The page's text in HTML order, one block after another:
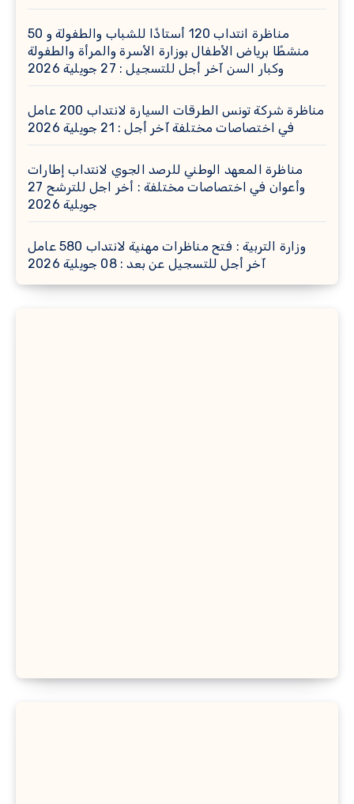
مناظرة انتداب 120 أستاذًا للشباب والطفولة و 50
منشطًا برياض الأطفال بوزارة الأسرة والمرأة والطفولة
وكبار السن آخر أجل للتسجيل : 27 جويلية 2026
مناظرة شركة تونس الطرقات السيارة لانتداب 200 عامل
في اختصاصات مختلفة آخر أجل : 21 جويلية 2026
مناظرة المعهد الوطني للرصد الجوي لانتداب إطارات
وأعوان في اختصاصات مختلفة : أخر اجل للترشح 27
جويلية 2026
وزارة التربية : فتح مناظرات مهنية لانتداب 580 عامل
آخر أجل للتسجيل عن بعد : 08 جويلية 2026